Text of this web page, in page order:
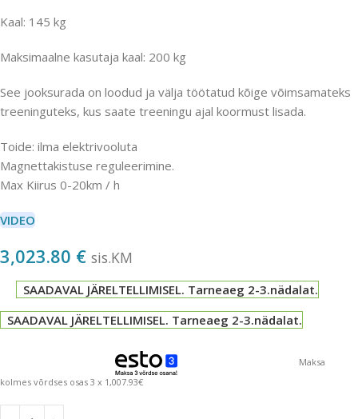
Kaal: 145 kg
Maksimaalne kasutaja kaal: 200 kg
See jooksurada on loodud ja välja töötatud kõige võimsamateks
treeninguteks, kus saate treeningu ajal koormust lisada.
Toide: ilma elektrivooluta
Magnettakistuse reguleerimine.
Max Kiirus 0-20km / h
VIDEO
3,023.80 € sis.KM
SAADAVAL JÄRELTELLIMISEL. Tarneaeg 2-3.nädalat.
SAADAVAL JÄRELTELLIMISEL. Tarneaeg 2-3.nädalat.
Maksa
kolmes võrdses osas 3 x 1,007.93€